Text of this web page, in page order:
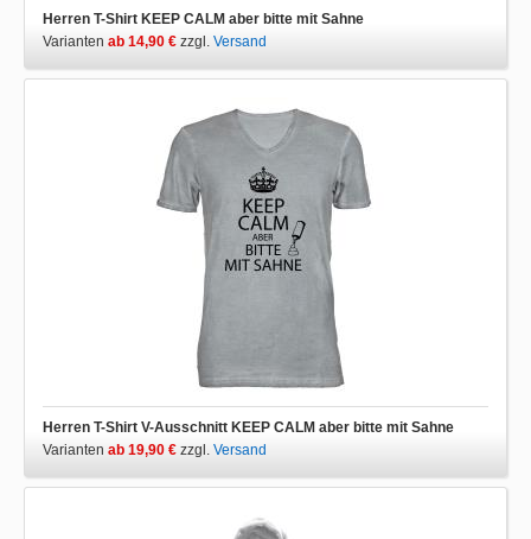
Herren T-Shirt KEEP CALM aber bitte mit Sahne
Varianten ab 14,90 € zzgl. Versand
Herren T-Shirt V-Ausschnitt KEEP CALM aber bitte mit Sahne
Varianten ab 19,90 € zzgl. Versand